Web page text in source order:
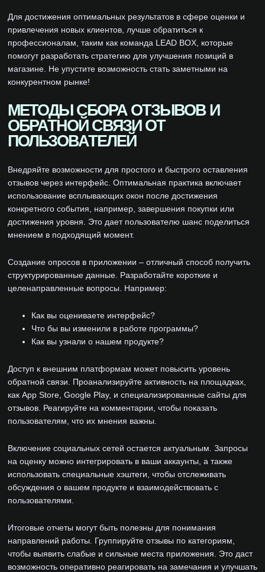
Для достижения оптимальных результатов в сфере оценки и
привлечения новых клиентов, лучше обратиться к
профессионалам, таким как команда LEAD BOX, которые
помогут разработать стратегию для улучшения позиций в
магазине. Не упустите возможность стать заметными на
конкурентном рынке!
МЕТОДЫ СБОРА ОТЗЫВОВ И
ОБРАТНОЙ СВЯЗИ ОТ
ПОЛЬЗОВАТЕЛЕЙ
Внедряйте возможности для простого и быстрого оставления
отзывов через интерфейс. Оптимальная практика включает
использование всплывающих окон после достижения
конкретного события, например, завершения покупки или
достижения уровня. Это дает пользователю шанс поделиться
мнением в подходящий момент.
Создание опросов в приложении – отличный способ получить
структурированные данные. Разработайте короткие и
целенаправленные вопросы. Например:
Как вы оцениваете интерфейс?
Что бы вы изменили в работе программы?
Как вы узнали о нашем продукте?
Доступ к внешним платформам может повысить уровень
обратной связи. Проанализируйте активность на площадках,
как App Store, Google Play, и специализированные сайты для
отзывов. Реагируйте на комментарии, чтобы показать
пользователям, что их мнения важны.
Включение социальных сетей остается актуальным. Запросы
на оценку можно интегрировать в ваши аккаунты, а также
использовать специальные хэштеги, чтобы отслеживать
обсуждения о вашем продукте и взаимодействовать с
пользователями.
Итоговые отчеты могут быть полезны для понимания
направлений работы. Группируйте отзывы по категориям,
чтобы выявить слабые и сильные места приложения. Это даст
возможность оперативно реагировать на замечания и улучшать